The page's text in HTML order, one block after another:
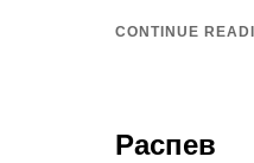
CONTINUE
Распев